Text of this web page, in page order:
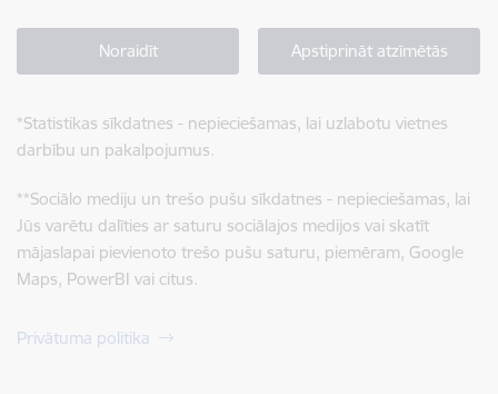
Noraidīt Apstiprināt atzīmētās
*Statistikas sīkdatnes - nepieciešamas, lai uzlabotu vietnes
darbību un pakalpojumus.
**Sociālo mediju un trešo pušu sīkdatnes - nepieciešamas, lai
Jūs varētu dalīties ar saturu sociālajos medijos vai skatīt
mājaslapai pievienoto trešo pušu saturu, piemēram, Google
Maps, PowerBI vai citus.
Privātuma politika